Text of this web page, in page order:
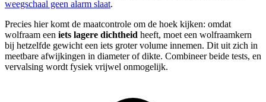
weegschaal geen alarm slaat.
Precies hier komt de maatcontrole om de hoek kijken: omdat
wolfraam een iets lagere dichtheid heeft, moet een wolfraamkern
bij hetzelfde gewicht een iets groter volume innemen. Dit uit zich in
meetbare afwijkingen in diameter of dikte. Combineer beide tests, en
vervalsing wordt fysiek vrijwel onmogelijk.